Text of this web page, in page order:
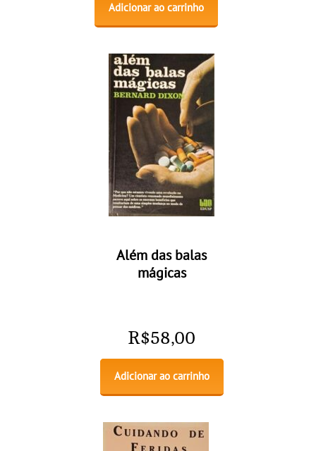
Adicionar ao carrinho
Além das balas
mágicas
R$58,00
Adicionar ao carrinho